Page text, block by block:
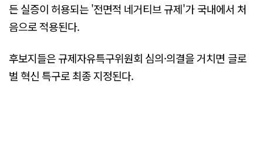
든 실증이 허용되는 '전면적 네거티브 규제'가 국내에서 처
음으로 적용된다.
후보지들은 규제자유특구위원회 심의·의결을 거치면 글로
벌 혁신 특구로 최종 지정된다.